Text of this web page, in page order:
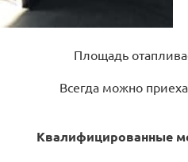
Площадь
Всегда можно
Квалифицированные